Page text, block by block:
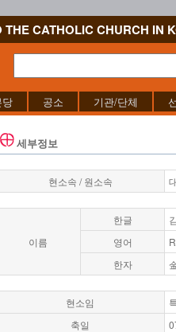
THE CATHOLIC CHURCH IN
당 공소 기관/단체
세부정보
현소속 / 원소속
이름
한글
영어
한자
현소임
축일